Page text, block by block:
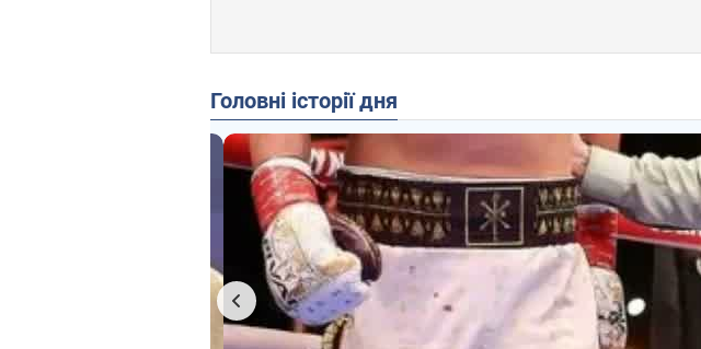
Головні історії дня